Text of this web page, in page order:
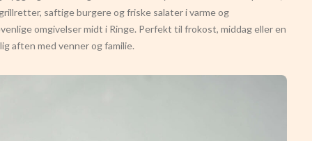
saftige burgere og friske salater i varme og
omgivelser midt i Ringe. Perfekt til frokost, middag eller en
aften med venner og familie.